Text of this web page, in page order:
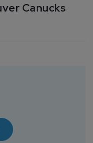
Canucks